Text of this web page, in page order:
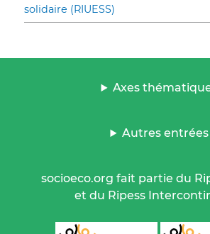
solidaire (RIUESS)
Axes
Autres entrées
socioeco.org fait partie du
et du Ripess